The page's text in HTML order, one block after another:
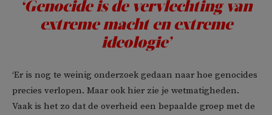
‘Genocide is de vervlechting van
extreme macht en extreme
ideologie’
‘Er is nog te weinig onderzoek gedaan naar hoe genocides
precies verlopen. Maar ook hier zie je wetmatigheden.
Vaak is het zo dat de overheid een bepaalde groep met de